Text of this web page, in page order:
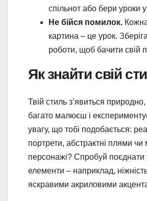
спільнот або бери уроки
Не бійся помилок.
картина – це урок.
роботи, щоб бачити свій
Як знайти свій
Твій стиль з’явиться
багато малюєш і
увагу, що тобі подобається:
портрети, абстрактні плями чи
персонажі? Спробуй поєднати
елементи – наприклад,
яскравими акриловими